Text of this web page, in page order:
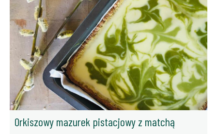
Orkiszowy mazurek pistacjowy z matchą